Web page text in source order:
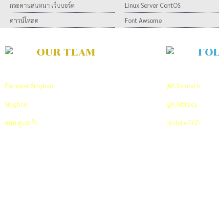
กระดานสนทนา เว็บบอร์ด
ดาวน์โหลด
Linux Server CentOS
Font Awsome
OUR TEAM
Panuwat Singhan
Singhan
จนท.ดูแลเว็บ
@K.Sirinrath
@K.Nittaya
Update EGP